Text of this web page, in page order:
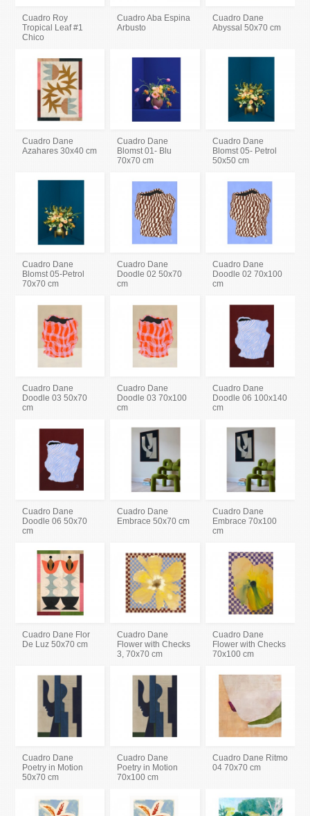
Cuadro Roy
Tropical Leaf #1
Chico
Cuadro Aba Espina
Arbusto
Cuadro Dane
Abyssal 50x70 cm
Cuadro Dane
Azahares 30x40 cm
Cuadro Dane
Blomst 01- Blu
70x70 cm
Cuadro Dane
Blomst 05- Petrol
50x50 cm
Cuadro Dane
Blomst 05-Petrol
70x70 cm
Cuadro Dane
Doodle 02 50x70
cm
Cuadro Dane
Doodle 02 70x100
cm
Cuadro Dane
Doodle 03 50x70
cm
Cuadro Dane
Doodle 03 70x100
cm
Cuadro Dane
Doodle 06 100x140
cm
Cuadro Dane
Doodle 06 50x70
cm
Cuadro Dane
Embrace 50x70 cm
Cuadro Dane
Embrace 70x100
cm
Cuadro Dane Flor
De Luz 50x70 cm
Cuadro Dane
Flower with Checks
3, 70x70 cm
Cuadro Dane
Flower with Checks
70x100 cm
Cuadro Dane
Poetry in Motion
50x70 cm
Cuadro Dane
Poetry in Motion
70x100 cm
Cuadro Dane Ritmo
04 70x70 cm